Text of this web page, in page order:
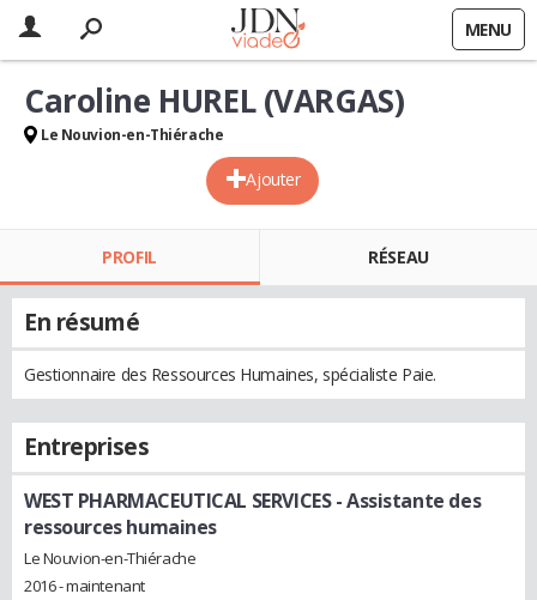
MENU
Ajouter
Caroline HUREL (VARGAS)
Le Nouvion-en-Thiérache
PROFIL RÉSEAU
En résumé
Gestionnaire des Ressources Humaines, spécialiste Paie.
Entreprises
WEST PHARMACEUTICAL SERVICES- Assistante des
ressources humaines
Le Nouvion-en-Thiérache
2016 - maintenant